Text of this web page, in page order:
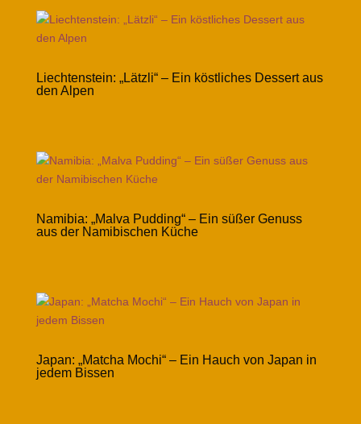
Liechtenstein: „Lätzli“ – Ein köstliches Dessert aus
den Alpen
Namibia: „Malva Pudding“ – Ein süßer Genuss
aus der Namibischen Küche
Japan: „Matcha Mochi“ – Ein Hauch von Japan in
jedem Bissen